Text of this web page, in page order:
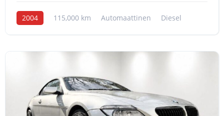
2004 115,000 km Automaattinen Diesel